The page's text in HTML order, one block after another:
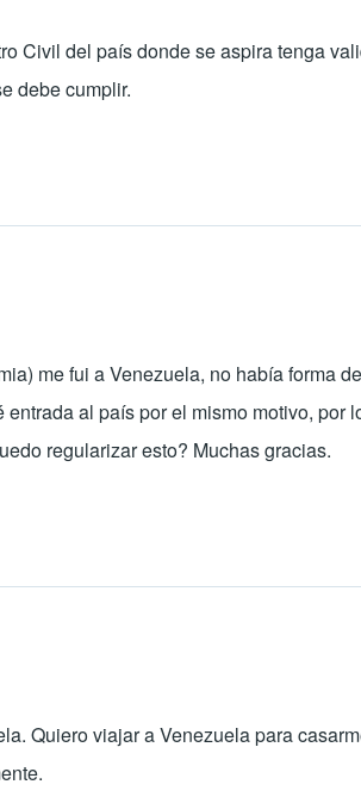
Civil del país donde se aspira tenga
debe cumplir.
me fui a Venezuela, no había forma
al país por el mismo motivo,
regularizar esto? Muchas gracias.
Quiero viajar a Venezuela para